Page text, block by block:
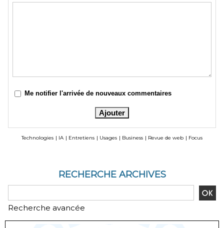
Me notifier l'arrivée de nouveaux commentaires
Technologies | IA | Entretiens | Usages | Business | Revue de web | Focus
RECHERCHE ARCHIVES
Recherche avancée